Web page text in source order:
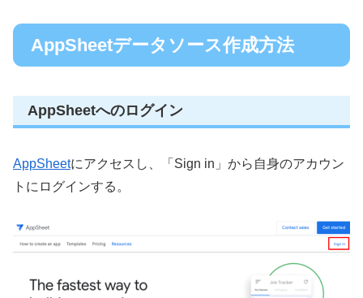
AppSheetデータソース作成方法
AppSheetへのログイン
AppSheetにアクセスし、「Sign in」から自身のアカウン
トにログインする。